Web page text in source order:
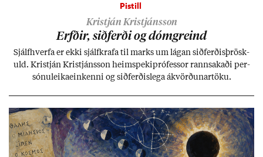
Pistill
Kristján Kristjánsson
Erfð­ir, sið­ferði og dómgreind
Sjálf­hverfa er ekki sjálf­krafa til marks um lág­an sið­ferð­is­þrösk­
uld. Kristján Kristjáns­son heim­speki­pró­fess­or rann­sak­aði per­
sónu­leika­ein­kenni og sið­ferð­is­lega ákvörð­un­ar­töku.